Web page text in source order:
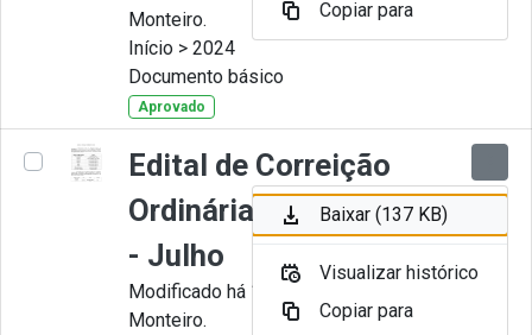
Monteiro.
Início > 2024
Documento básico
Aprovado
Edital de Correição
Ordinária nº 007-2024
- Julho
Modificado há 11 Meses por Juliana
Monteiro.
Copiar para
Baixar (137 KB)
Visualizar histórico
Copiar para